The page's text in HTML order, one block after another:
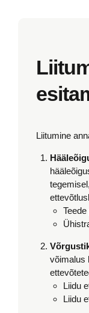
Liitumine
võimalus
Liidu
Liidu